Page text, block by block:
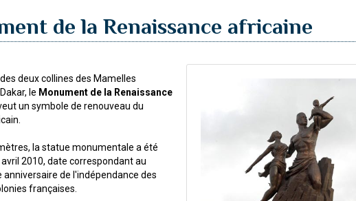
de la Renaissance africaine
deux collines des Mamelles
le Monument de la Renaissance
un symbole de renouveau du
la statue monumentale a été
2010, date correspondant au
de l'indépendance des
françaises.